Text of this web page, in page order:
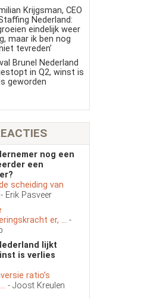
Krijgsman, CEO
Nederland:
eindelijk weer
maar ik ben nog
tevreden’
Brunel Nederland
in Q2, winst is
geworden
nog een
een
scheiding van
- Erik Pasveer
er, ... -
lijkt
is verlies
ratio’s
- Joost Kreulen